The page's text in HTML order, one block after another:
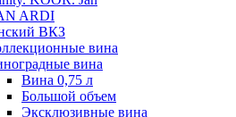
ARDI
ВКЗ
вина
вина
Вина 0,75 л
Большой объем
Эксклюзивные вина